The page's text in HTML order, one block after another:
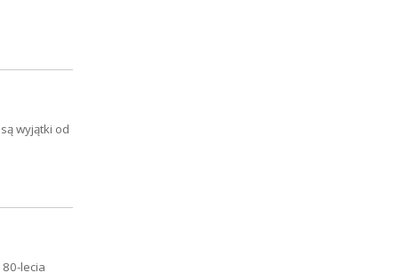
wyjątki od
lecia